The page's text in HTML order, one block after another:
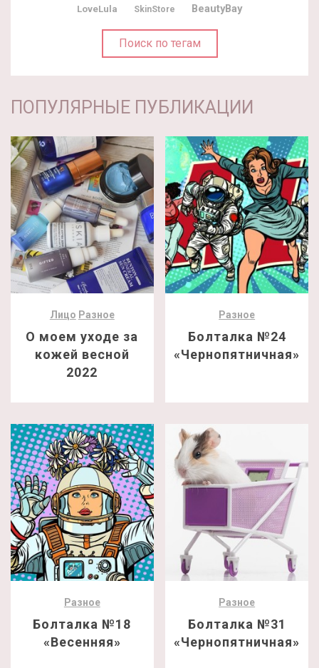
LoveLula SkinStore BeautyBay
Поиск по тегам
ПОПУЛЯРНЫЕ ПУБЛИКАЦИИ
Лицо Разное
О моем уходе за
кожей весной
2022
Разное
Болталка №24
«Чернопятничная»
Разное
Болталка №18
«Весенняя»
Разное
Болталка №31
«Чернопятничная»